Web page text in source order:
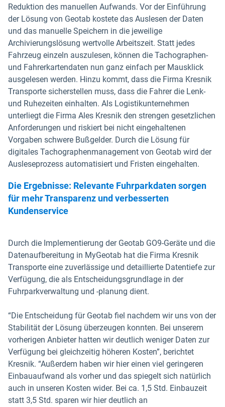
Reduktion des manuellen Aufwands. Vor der Einführung
der Lösung von Geotab kostete das Auslesen der Daten
und das manuelle Speichern in die jeweilige
Archivierungslösung wertvolle Arbeitszeit. Statt jedes
Fahrzeug einzeln auszulesen, können die Tachographen-
und Fahrerkartendaten nun ganz einfach per Mausklick
ausgelesen werden. Hinzu kommt, dass die Firma Kresnik
Transporte sicherstellen muss, dass die Fahrer die Lenk-
und Ruhezeiten einhalten. Als Logistikunternehmen
unterliegt die Firma Ales Kresnik den strengen gesetzlichen
Anforderungen und riskiert bei nicht eingehaltenen
Vorgaben schwere Bußgelder. Durch die Lösung für
digitales Tachographenmanagement von Geotab wird der
Ausleseprozess automatisiert und Fristen eingehalten.
Die Ergebnisse: Relevante Fuhrparkdaten sorgen
für mehr Transparenz und verbesserten
Kundenservice
Durch die Implementierung der Geotab GO9-Geräte und die
Datenaufbereitung in MyGeotab hat die Firma Kresnik
Transporte eine zuverlässige und detaillierte Datentiefe zur
Verfügung, die als Entscheidungsgrundlage in der
Fuhrparkverwaltung und -planung dient.
“Die Entscheidung für Geotab fiel nachdem wir uns von der
Stabilität der Lösung überzeugen konnten. Bei unserem
vorherigen Anbieter hatten wir deutlich weniger Daten zur
Verfügung bei gleichzeitig höheren Kosten”, berichtet
Kresnik. “Außerdem haben wir hier einen viel geringeren
Einbauaufwand als vorher und das spiegelt sich natürlich
auch in unseren Kosten wider. Bei ca. 1,5 Std. Einbauzeit
statt 3,5 Std. sparen wir hier deutlich an